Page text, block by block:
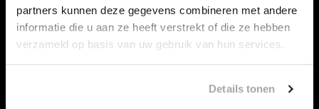
partners kunnen deze gegevens combineren met andere
informatie die u aan ze heeft verstrekt of die ze hebben
verzameld op basis van uw gebruik van hun services.
Details tonen
Klantenservice